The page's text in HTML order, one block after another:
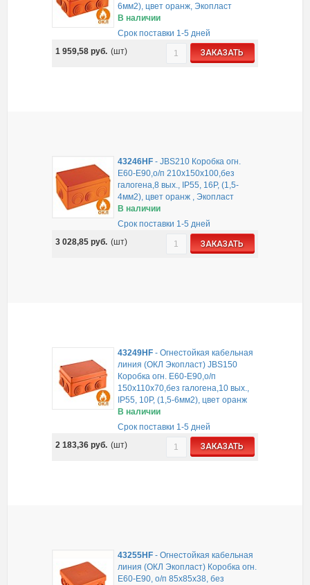
6мм2), цвет оранж, Экопласт
В наличии
Срок поставки 1-5 дней
1 959,58руб. (шт) ЗАКАЗАТЬ
43246HF -JBS210 Коробка огн.
E60-E90,о/п 210х150х100,без
галогена,8 вых., IP55, 16P, (1,5-
4мм2), цвет оранж , Экопласт
В наличии
Срок поставки 1-5 дней
3 028,85руб. (шт) ЗАКАЗАТЬ
43249HF -Огнестойкая кабельная
линия (ОКЛ Экопласт) JBS150
Коробка огн. E60-E90,о/п
150х110х70,без галогена,10 вых.,
IP55, 10P, (1,5-6мм2), цвет оранж
В наличии
Срок поставки 1-5 дней
2 183,36руб. (шт) ЗАКАЗАТЬ
43255HF -Огнестойкая кабельная
линия (ОКЛ Экопласт) Коробка огн.
E60-E90, о/п 85х85х38, без